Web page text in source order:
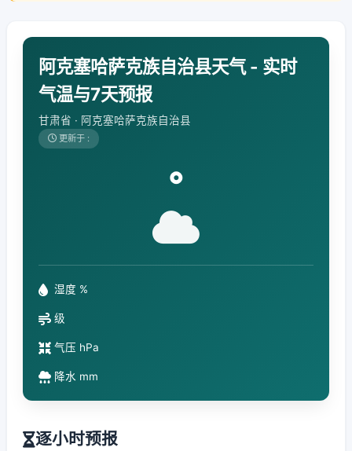
阿克塞哈萨克族自治县天气 - 实时
气温与7天预报
甘肃省 · 阿克塞哈萨克族自治县
更新于 :
°
湿度 %
级
气压 hPa
降水 mm
逐小时预报